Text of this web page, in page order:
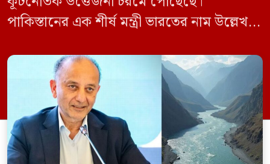
পাকিস্তানের এক শীর্ষ মন্ত্রী ভারতের নাম উল্লেখ না
পানির ওপর কেউ হাত দিলে সেই হাত কেটে
ফেলা হবে। ভারতের কেন্দ্রীয় জলসম্পদ মন্ত্রী সি
আর পাতিল কর্তৃক আগামী দেড় থেকে দুই বছরের
[…]